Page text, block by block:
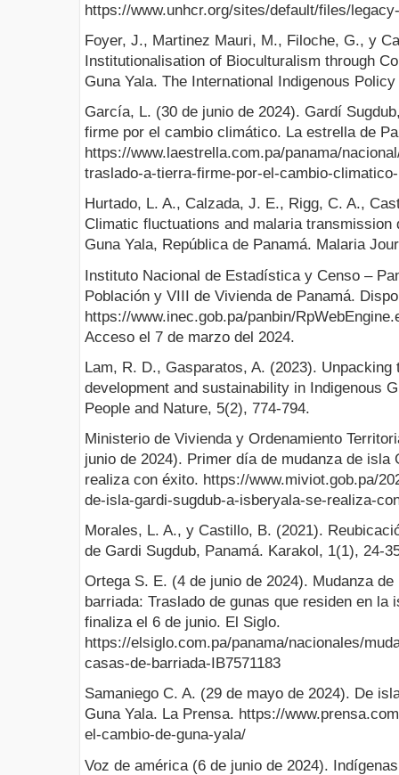
https://www.unhcr.org/sites/default/files/
Foyer, J., Martinez Mauri, M., Filoche, G., y
Institutionalisation of Bioculturalism through
Guna Yala. The International Indigenous
García, L. (30 de junio de 2024). Gardí
firme por el cambio climático. La estrella de
https://www.laestrella.com.pa/panama/
traslado-a-tierra-firme-por-el-cambio-
Hurtado, L. A., Calzada, J. E., Rigg, C. A.,
Climatic fluctuations and malaria
Guna Yala, República de Panamá. Malaria
Instituto Nacional de Estadística y Censo –
Población y VIII de Vivienda de Panamá.
https://www.inec.gob.pa/panbin/
Acceso el 7 de marzo del 2024.
Lam, R. D., Gasparatos, A. (2023).
development and sustainability in Indigenous
People and Nature, 5(2), 774-794.
Ministerio de Vivienda y Ordenamiento
junio de 2024). Primer día de mudanza de isla
realiza con éxito. https://www.miviot.gob.pa/
de-isla-gardi-sugdub-a-isberyala-se-realiza-
Morales, L. A., y Castillo, B. (2021).
de Gardi Sugdub, Panamá. Karakol, 1(1), 24-
Ortega S. E. (4 de junio de 2024). Mudanza
barriada: Traslado de gunas que residen en la
finaliza el 6 de junio. El Siglo.
https://elsiglo.com.pa/panama/nacionales/
casas-de-barriada-IB7571183
Samaniego C. A. (29 de mayo de 2024). De
Guna Yala. La Prensa. https://
el-cambio-de-guna-yala/
Voz de américa (6 de junio de 2024).